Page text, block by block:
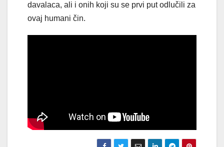
davalaca, ali i onih koji su se prvi put odlučili za
ovaj humani čin.